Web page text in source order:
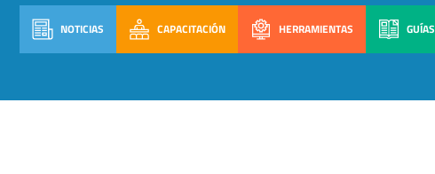
NOTICIAS CAPACITACIÓN HERRAMIENTAS GUÍAS